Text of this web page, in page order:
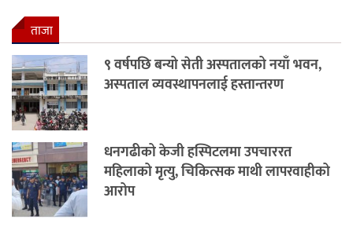
ताजा
९ वर्षपछि बन्यो सेती अस्पतालको नयाँ भवन,
अस्पताल व्यवस्थापनलाई हस्तान्तरण
धनगढीको केजी हस्पिटलमा उपचाररत
महिलाको मृत्यु, चिकित्सक माथी लापरवाहीको
आरोप